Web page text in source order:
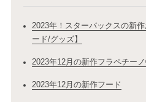
2023年！スターバックスの新
ード/グッズ】
2023年12月の新作フラペチー
2023年12月の新作フード